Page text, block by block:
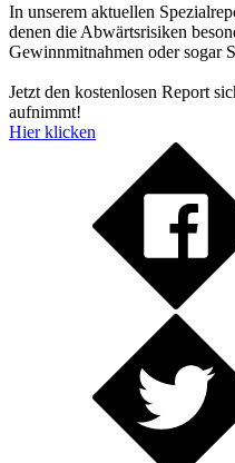
In unserem aktuellen
denen die Abwärtsrisiken
Gewinnmitnahmen oder sogar
Jetzt den kostenlosen Report
aufnimmt!
Hier klicken